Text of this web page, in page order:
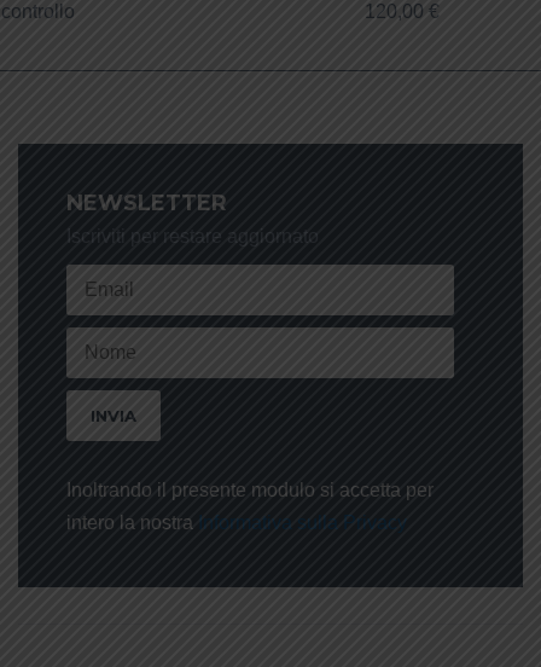
controllo 120,00 €
NEWSLETTER
Iscriviti per restare aggiornato
Inoltrando il presente modulo si accetta per
intero la nostra Informativa sulla Privacy